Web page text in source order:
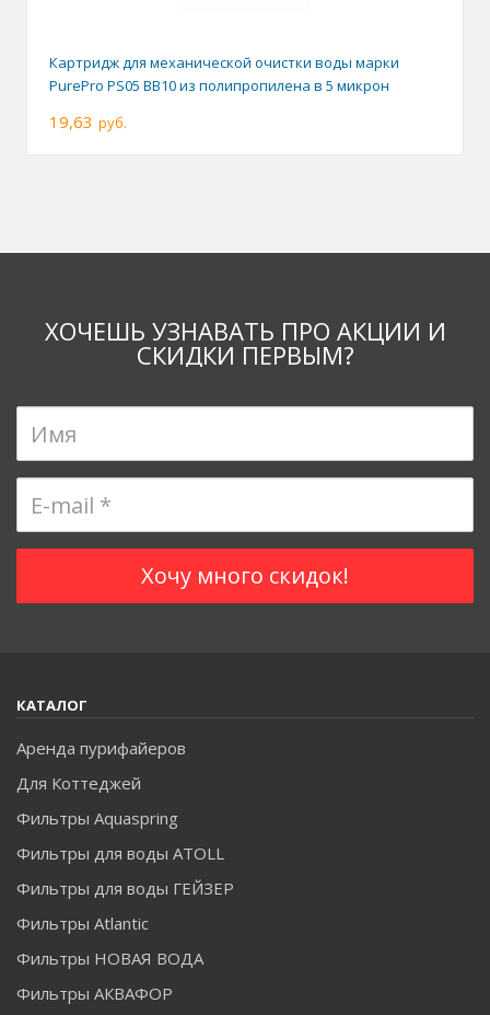
Картридж для механической очистки воды марки
PurePro PS05 BB10 из полипропилена в 5 микрон
19,63 руб.
ХОЧЕШЬ УЗНАВАТЬ ПРО АКЦИИ И
СКИДКИ ПЕРВЫМ?
КАТАЛОГ
Аренда пурифайеров
Для Коттеджей
Фильтры Aquaspring
Фильтры для воды ATOLL
Фильтры для воды ГЕЙЗЕР
Фильтры Atlantic
Фильтры НОВАЯ ВОДА
Фильтры АКВАФОР